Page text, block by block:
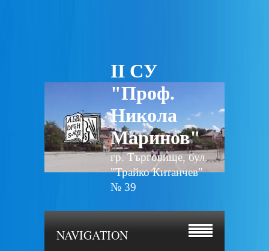
II СУ
"Проф.
Никола
Маринов"
гр. Търговище, бул.
"Трайко Китанчев"
№ 39
NAVIGATION